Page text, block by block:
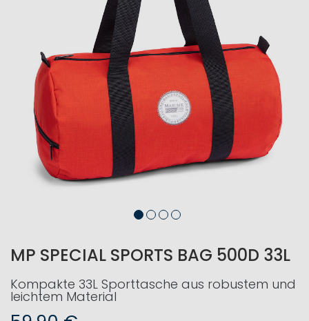
MP SPECIAL SPORTS BAG 500D 33L
Kompakte 33L Sporttasche aus robustem und
leichtem Material